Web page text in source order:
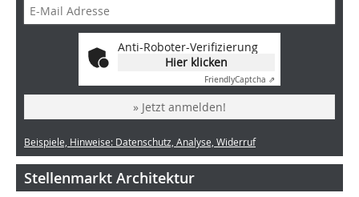
Anti-Roboter-Verifizierung
Hier klicken
FriendlyCaptcha ⇗
» Jetzt anmelden!
Beispiele, Hinweise: Datenschutz, Analyse, Widerruf
Stellenmarkt Architektur